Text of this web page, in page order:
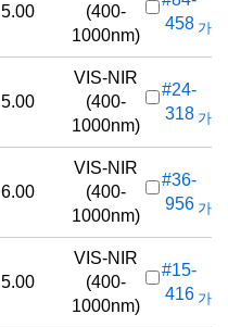
5.00
(400-
1000nm)
458 가
5.00
VIS-NIR
(400-
1000nm)
#24-
318 가
6.00
VIS-NIR
(400-
1000nm)
#36-
956 가
5.00
VIS-NIR
(400-
1000nm)
#15-
416 가